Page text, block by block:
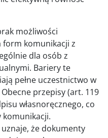
możliwości
form komunikacji z
dla osób z
Bariery te
pełne uczestnictwo w
przepisy (art. 119
własnoręcznego, co
że dokumenty